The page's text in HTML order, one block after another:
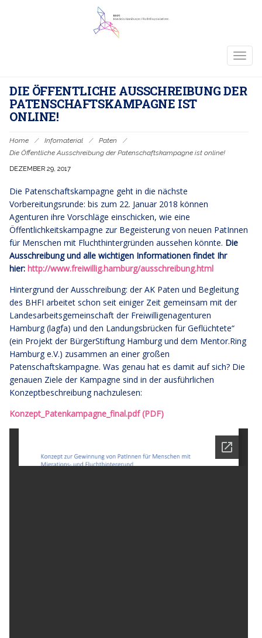
DIE ÖFFENTLICHE AUSSCHREIBUNG DER
PATENSCHAFTSKAMPAGNE IST
ONLINE!
Home / Infomaterial / Paten
/
Die Öffentliche Ausschreibung der Patenschaftskampagne ist online!
DEZEMBER 29, 2017
Die Patenschaftskampagne geht in die nächste
Vorbereitungsrunde: bis zum 22. Januar 2018 können
Agenturen ihre Vorschläge einschicken, wie eine
Öffentlichkeitskampagne zur Begeisterung von neuen PatInnen
für Menschen mit Fluchthintergründen aussehen könnte. Die
Ausschreibung und alle wichtigen Informationen findet Ihr
hier: http://www.freiwillig.hamburg/ausschreibung.html
Hintergrund der Ausschreibung: der AK Paten und Begleitung
des BHFI arbeitet schon seit einiger Zeit gemeinsam mit der
Landesarbeitsgemeinschaft der Freiwilligenagenturen
Hamburg (lagfa) und den Landungsbrücken für Geflüchtete“
(ein Projekt der BürgerStiftung Hamburgund dem Mentor.Ring
Hamburg e.V.) zusammen an einer großen
Patenschaftskampagne. Was genau hat es damit auf sich? Die
genauen Ziele der Kampagne sind in der ausführlichen
Konzeptbeschreibung nachzulesen:
Konzept_Patenkampagne_final.pdf (PDF)